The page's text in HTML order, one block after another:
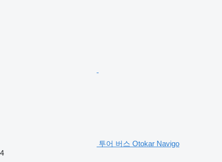
투어 버스 Otokar Navigo
4